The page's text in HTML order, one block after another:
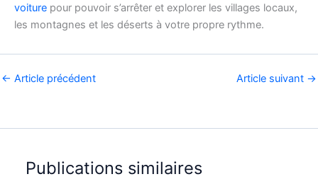
voiture pour pouvoir s’arrêter et explorer les villages locaux,
les montagnes et les déserts à votre propre rythme.
← Article précédent Article suivant →
Publications similaires